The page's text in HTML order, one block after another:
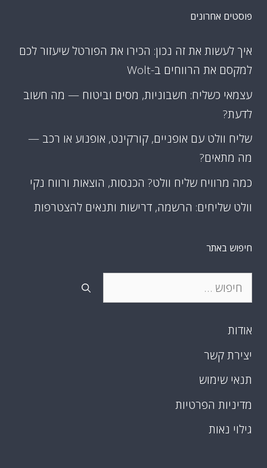
פוסטים אחרונים
איך לעשות את זה נכון: הכירו את הפורטל שיעזור לכם
למקסם את הרווחים ב-Wolt
עצמאי כשליח: חשבוניות, מסים וביטוח — מה חשוב
לדעת?
שליח וולט עם אופניים, קורקינט, אופנוע או רכב —
מה מתאים?
כמה מרוויח שליח וולט? הכנסות, הוצאות ורווח נקי
וולט שליחים: הרשמה, דרישות ותנאים להצטרפות
חיפוש באתר
חיפוש:
אודות
יצירת קשר
תנאי שימוש
מדיניות הפרטיות
גילוי נאות